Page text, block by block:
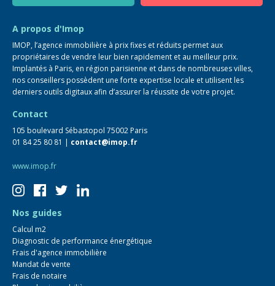
A propos d'Imop
IMOP, l’agence immobilière à prix fixes et réduits permet aux
propriétaires de vendre leur bien rapidement et au meilleur prix.
Implantés à Paris, en région parisienne et dans de nombreuses villes,
nos conseillers possèdent une forte expertise locale et utilisent les
derniers outils digitaux afin d’assurer la réussite de votre projet.
Contact
105 boulevard Sébastopol 75002 Paris
01 84 25 80 81 |
contact@imop.fr
www.imop.fr
Nos guides
Calcul m2
Diagnostic de performance énergétique
Frais d'agence immobilière
Mandat de vente
Frais de notaire